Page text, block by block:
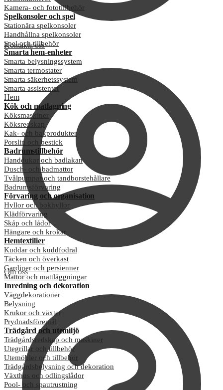
Kontakta oss
Om oss
Kamera- och fototillbehör
Spelkonsoler och spel
Stationära spelkonsoler
Handhållna spelkonsoler
Spel och tillbehör
Smarta hem-enheter
Smarta belysningssystem
Smarta termostater
Smarta säkerhetssystem
Smarta assistenter
Hem
Kök och matlagning
Köksmaskiner
Köksredskap
Kak- och bakprodukter
Porslin och bestick
Badrumstillbehör
Handdukar och badlakan
Dusch- och badmattor
Tvålpumpar och tandborstehållare
Badrumsförvaring
Förvaring och organisation
Hyllor och bokhyllor
Klädförvaring
Skåp och lådor
Hängare och krokar
Hemtextilier
Kuddar och kuddfodral
Täcken och överkast
Gardiner och persienner
Mattor och mattläggningar
Inredning och dekoration
Väggdekorationer
Belysning
Krukor och växter
Prydnadsföremål
Trädgård och utemiljö
Trädgårdsredskap och maskiner
Utegrillar och tillbehör
Utemöbler och tillbehör
Trädgårdsbelysning och dekoration
Växthus och odlingslådor
Pool- och spautrustning